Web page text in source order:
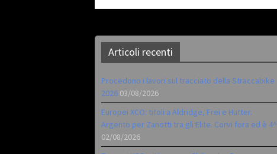
Articoli recenti
Procedono i lavori sul tracciato della Straccabike
2026 03/08/2026
Europei XCO: titoli a Aldridge, Frei e Hutter.
Argento per Zanotti tra gli Elite. Corvi fora ed è 4^
02/08/2026